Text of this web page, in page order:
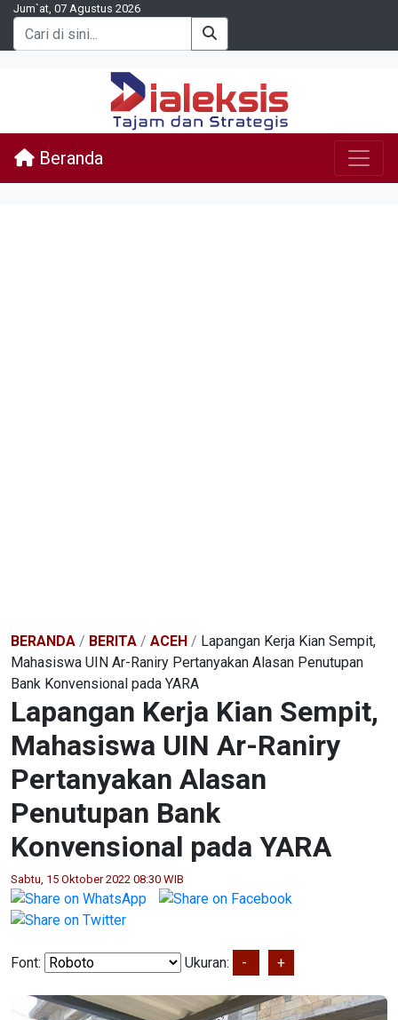
Jum`at, 07 Agustus 2026
Beranda
BERANDA / BERITA / ACEH / Lapangan Kerja Kian Sempit,
Mahasiswa UIN Ar-Raniry Pertanyakan Alasan Penutupan
Bank Konvensional pada YARA
Lapangan Kerja Kian Sempit,
Mahasiswa UIN Ar-Raniry
Pertanyakan Alasan
Penutupan Bank
Konvensional pada YARA
Sabtu, 15 Oktober 2022 08:30 WIB
Font: Ukuran: - +